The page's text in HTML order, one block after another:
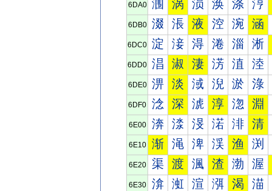
6DA0 涠 涡 涢 涣 涤 涥
6DB0 涰 涱 液 涳 涴 涵
6DC0 淀 淁 淂 淃 淄 淅
6DD0 淐 淑 淒 淓 淔 淕
6DE0 淠 淡 淢 淣 淤 淥
6DF0 淰 深 淲 淳 淴 淵
6E00 渀 渁 渂 渃 渄 清
6E10 渐 渑 渒 渓 渔 渕
6E20 渠 渡 渢 渣 渤 渥
6E30 渰 渱 渲 渳 渴 渵